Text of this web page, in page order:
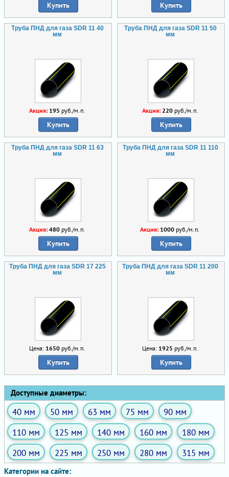
Купить Купить
Труба ПНД для газа SDR 11 40
мм
Акция: 195 руб./м.п.
Купить
Труба ПНД для газа SDR 11 50
мм
Акция: 220руб./м.п.
Купить
Труба ПНД для газа SDR 11 63
мм
Акция: 480руб./м.п.
Купить
Труба ПНД для газа SDR 11 110
мм
Акция: 1000 руб./м.п.
Купить
Труба ПНД для газа SDR 17 225
мм
Цена: 1650руб./м.п.
Купить
Труба ПНД для газа SDR 11 200
мм
Цена: 1925 руб./м.п.
Купить
Доступные диаметры:
40 мм 50 мм 63 мм 75 мм
90 мм
110 мм
125 мм 140 мм 160 мм
180 мм
200 мм
225 мм 250 мм 280 мм 315 мм
Категории на сайте: